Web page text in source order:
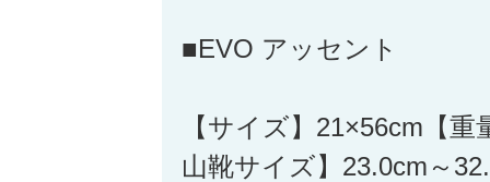
■EVO アッセント
【サイズ】21×56cm【
山靴サイズ】23.0cm～